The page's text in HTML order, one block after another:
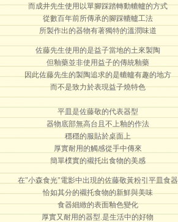
而成井先生使用以單腳踩踏轉動轆轤的方式
從數百年前所傳承的腳踩轆轤工法
所製作出的器物有著獨特的溫潤味道
佐藤先生使用的是益子當地的土來製陶
但釉藥並非使用益子的傳統釉藥
因此佐藤先生的製陶追求的是轆轤有趣的地方
而不是致力於表現益子燒特色
平皿是佐藤敬的代表器型
器物底部無高台且不上釉的作法
穩穩的服貼於桌面上
厚實耐用的觸感從手中傳來
簡單樸實的襯托出食物的美感
在"小森食光"電影中出現的佐藤敬黃粉引平皿食器
恰如其分的襯托食物的新鮮與美味
食器細緻的表面釉色變化
厚實又耐用的器型.是生活中的好物